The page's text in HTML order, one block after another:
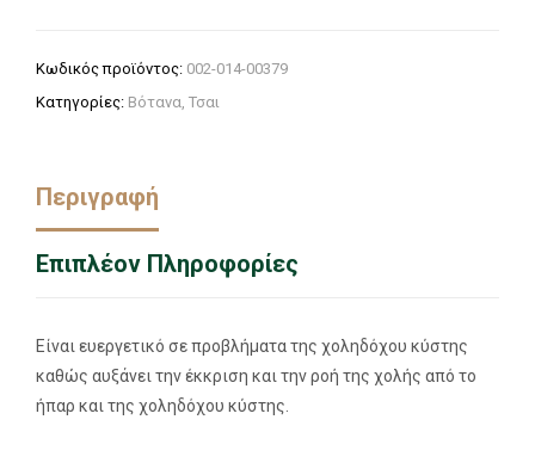
Κωδικός προϊόντος: 002-014-00379
Κατηγορίες: Βότανα Τσαι
Περιγραφή
Επιπλέον Πληροφορίες
Είναι ευεργετικό σε προβλήματα της χοληδόχου κύστης
καθώς αυξάνει την έκκριση και την ροή της χολής από το
ήπαρ και της χοληδόχου κύστης.